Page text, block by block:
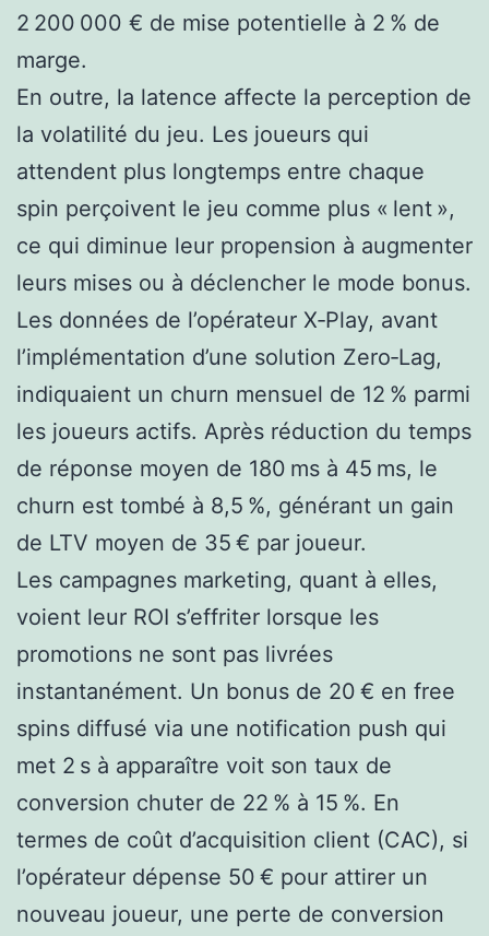
2 200 000 € de mise potentielle à 2 % de
marge.
En outre, la latence affecte la perception de
la volatilité du jeu. Les joueurs qui
attendent plus longtemps entre chaque
spin perçoivent le jeu comme plus « lent »,
ce qui diminue leur propension à augmenter
leurs mises ou à déclencher le mode bonus.
Les données de l’opérateur X‑Play, avant
l’implémentation d’une solution Zero‑Lag,
indiquaient un churn mensuel de 12 % parmi
les joueurs actifs. Après réduction du temps
de réponse moyen de 180 ms à 45 ms, le
churn est tombé à 8,5 %, générant un gain
de LTV moyen de 35 € par joueur.
Les campagnes marketing, quant à elles,
voient leur ROI s’effriter lorsque les
promotions ne sont pas livrées
instantanément. Un bonus de 20 € en free
spins diffusé via une notification push qui
met 2 s à apparaître voit son taux de
conversion chuter de 22 % à 15 %. En
termes de coût d’acquisition client (CAC), si
l’opérateur dépense 50 € pour attirer un
nouveau joueur, une perte de conversion